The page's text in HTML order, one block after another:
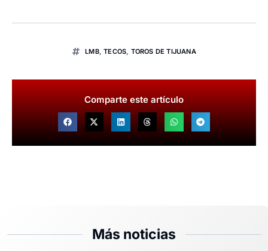
LMB,TECOS, TOROS DE TIJUANA
Comparte este artículo
Más noticias